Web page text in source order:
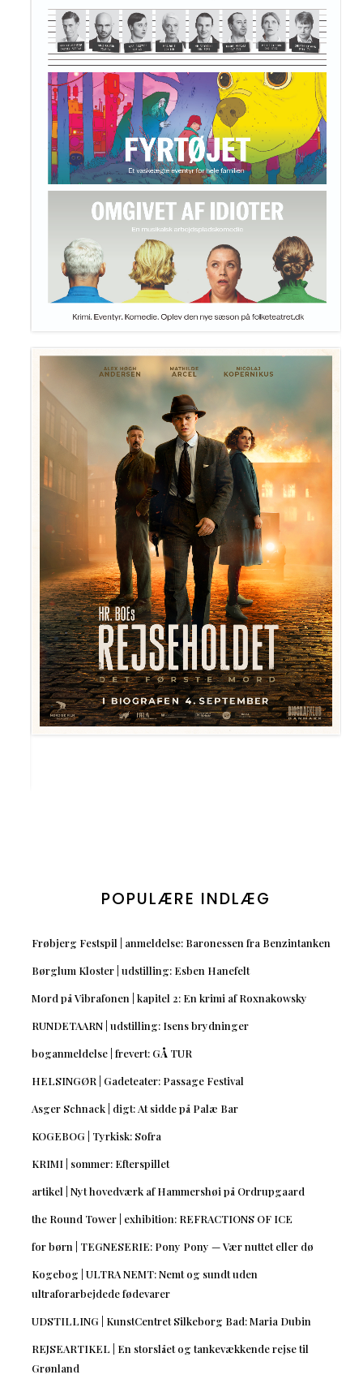
POPULÆRE INDLÆG
Frøbjerg Festspil | anmeldelse: Baronessen fra Benzintanken
Børglum Kloster | udstilling: Esben Hanefelt
Mord på Vibrafonen | kapitel 2: En krimi af Roxnakowsky
RUNDETAARN | udstilling: Isens brydninger
boganmeldelse | frevert: GÅ TUR
HELSINGØR | Gadeteater: Passage Festival
Asger Schnack | digt: At sidde på Palæ Bar
KOGEBOG | Tyrkisk: Sofra
KRIMI | sommer: Efterspillet
artikel | Nyt hovedværk af Hammershøi på Ordrupgaard
the Round Tower | exhibition: REFRACTIONS OF ICE
for børn | TEGNESERIE: Pony Pony — Vær nuttet eller dø
Kogebog | ULTRA NEMT: Nemt og sundt uden
ultraforarbejdede fødevarer
UDSTILLING | KunstCentret Silkeborg Bad: Maria Dubin
REJSEARTIKEL | En storslået og tankevækkende rejse til
Grønland